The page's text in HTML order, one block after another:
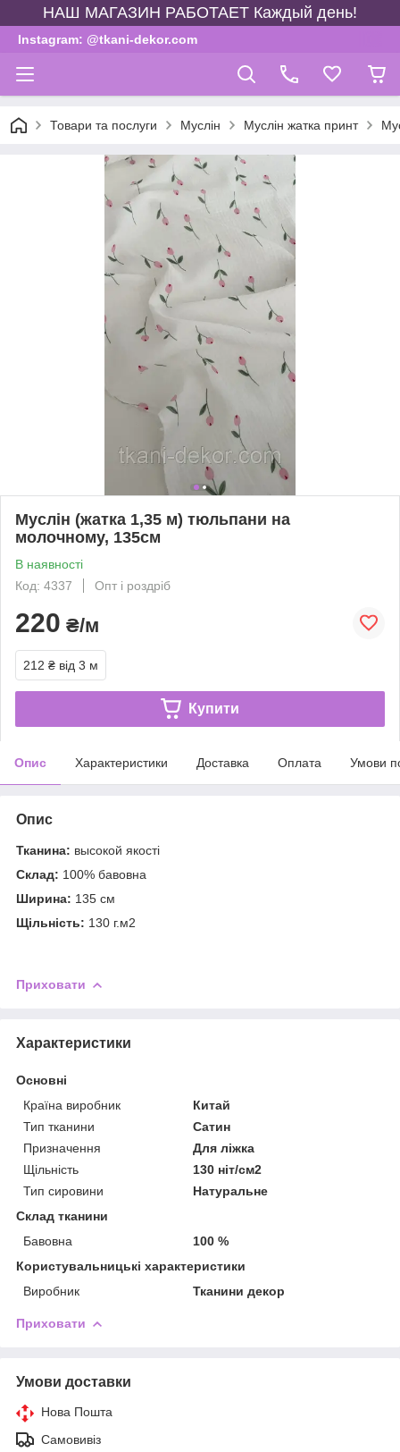
НАШ МАГАЗИН РАБОТАЕТ Каждый день!
Instagram: @tkani-dekor.com
Товари та послуги Муслін Муслін жатка принт
Муслін (жатка 1,35 м) тюльпани на
молочному, 135см
В наявності
Код: 4337
Опт і роздріб
220 ₴/м
212 ₴ від 3 м
Купити
Опис Характеристики Доставка Оплата Умови
Опис
Тканина: высокой якості
Склад: 100% бавовна
Ширина: 135 см
Щільність: 130 г.м2
Приховати
Характеристики
Основні
Країна виробник
Китай
Тип тканини
Сатин
Призначення
Для ліжка
Щільність
130 ніт/см2
Тип сировини
Натуральне
Склад тканини
Бавовна
100 %
Користувальницькі характеристики
Виробник
Тканини декор
Приховати
Умови доставки
Нова Пошта
Самовивіз